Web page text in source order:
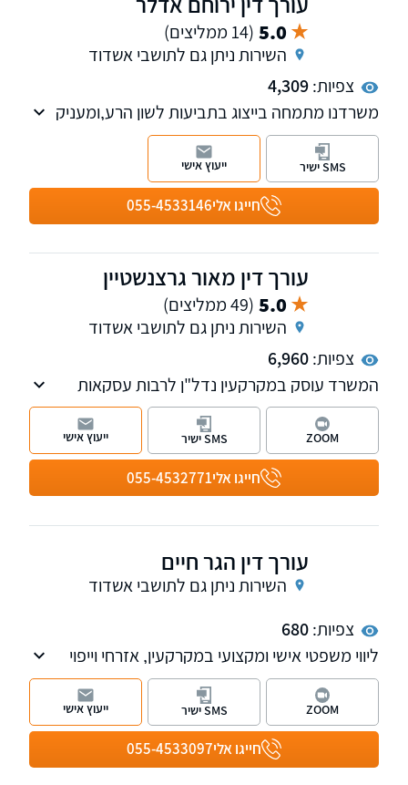
5.0 (14 ממליצים)
השירות ניתן גם לתושבי אשדוד
צפיות:4,309
משרדנו מתמחה בייצוג בתביעות לשון הרע,ומעניק
שירותים משפטיים בתחום המשפט האזרחי-
כולל ליווי וייעוץ שוטף לעסקים וחברות, עריכת ייפוי
כוח מתמשך, צוואות.חייגו אלי055-4533146
SMS ישיר ייעוץ אישי
עורך דין מאור גרצנשטיין
5.0 (49 ממליצים)
השירות ניתן גם לתושבי אשדוד
צפיות:6,960
המשרד עוסק במקרקעין נדל"ן לרבות עסקאות
מכר דירה, ליקויי בניה, סכסוכי שכנים וכו'. בנוסף
המשרד עוסק בדיני ירושות וצוואות. עו"ד מאור
גרצנשטיין בוגר תוכנית המצטיינים משפטים וכלכלה
באוניברסיטה העברית בירושלים. המשרד מקבל
לקוחות באשקלון, אשדוד באר שבע ותל אביב.
חייגו אלי055-4532771
ZOOM SMS ישיר ייעוץ אישי
עורך דין הגר חיים
השירות ניתן גם לתושבי אשדוד
צפיות:680
ליווי משפטי אישי ומקצועי במקרקעין, אזרחי וייפוי
כוח מתמשך, עם שירות חם, שקוף ויחס אישי.
חייגו אלי055-4533097
ZOOM SMS ישיר ייעוץ אישי